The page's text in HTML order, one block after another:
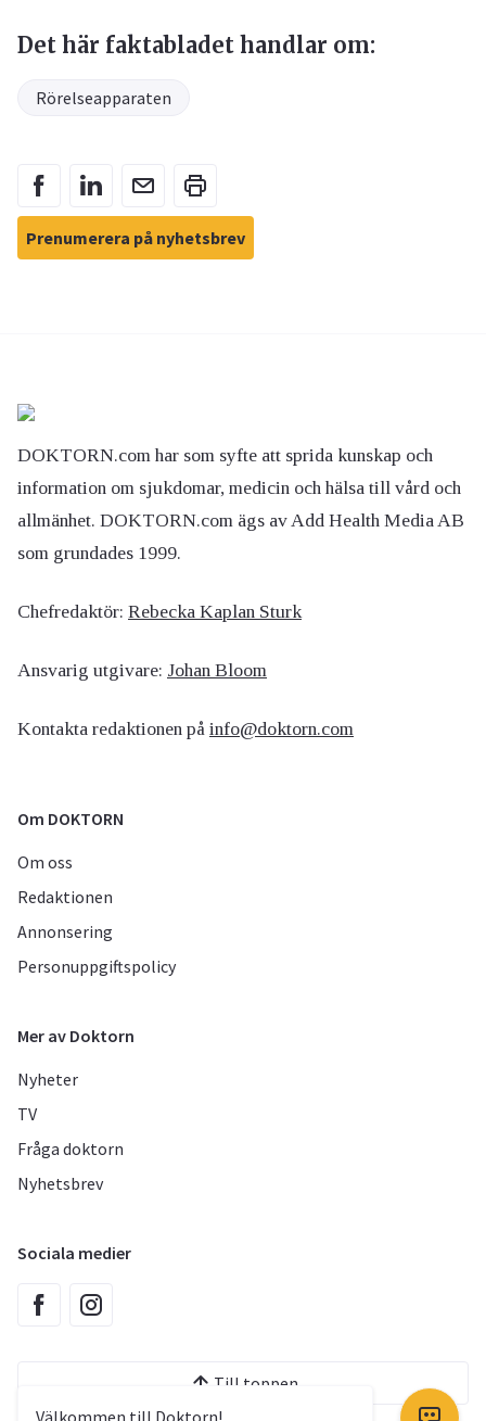
Det här faktabladet handlar om:
Rörelseapparaten
Prenumerera på nyhetsbrev
Välkommen till Doktorn!
DOKTORN.com har som syfte att sprida kunskap och
information om sjukdomar, medicin och hälsa till vård och
allmänhet. DOKTORN.com ägs av Add Health Media AB
som grundades 1999.
Chefredaktör: Rebecka Kaplan Sturk
Ansvarig utgivare: Johan Bloom
Kontakta redaktionen på info@doktorn.com
Om DOKTORN
Om oss
Redaktionen
Annonsering
Personuppgiftspolicy
Mer av Doktorn
Nyheter
TV
Fråga doktorn
Nyhetsbrev
Sociala medier
Till toppen